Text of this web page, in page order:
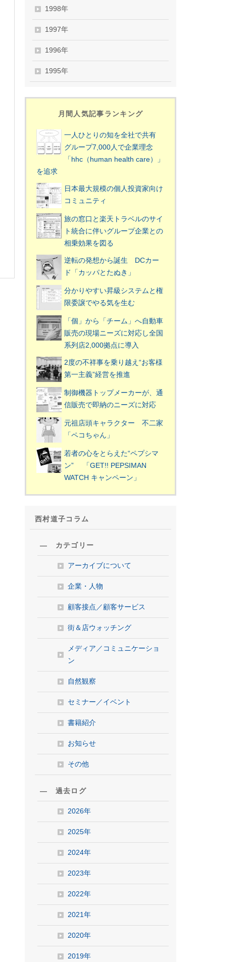
1998年
1997年
1996年
1995年
月間人気記事ランキング
一人ひとりの知を全社で共有
グループ7,000人で企業理念
「hhc（human health care）」
を追求
日本最大規模の個人投資家向け
コミュニティ
旅の窓口と楽天トラベルのサイ
ト統合に伴いグループ企業との
相乗効果を図る
逆転の発想から誕生 DCカー
ド「カッパとたぬき」
分かりやすい昇級システムと権
限委譲でやる気を生む
「個」から「チーム」へ自動車
販売の現場ニーズに対応し全国
系列店2,000拠点に導入
2度の不祥事を乗り越え“お客様
第一主義”経営を推進
制御機器トップメーカーが、通
信販売で即納のニーズに対応
元祖店頭キャラクター 不二家
「ペコちゃん」
若者の心をとらえた“ペプシマ
ン” 「GET!! PEPSIMAN
WATCH キャンペーン」
西村道子コラム
― カテゴリー
アーカイブについて
企業・人物
顧客接点／顧客サービス
街＆店ウォッチング
メディア／コミュニケーショ
ン
自然観察
セミナー／イベント
書籍紹介
お知らせ
その他
― 過去ログ
2026年
2025年
2024年
2023年
2022年
2021年
2020年
2019年